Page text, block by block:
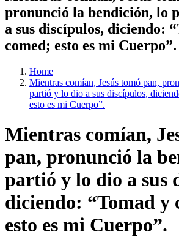
pronunció la bendición, lo
a sus discípulos, diciendo:
comed; esto es mi Cuerpo”.
Home
Mientras comían, Jesús tomó pan,
partió y lo dio a sus discípulos,
esto es mi Cuerpo”.
Mientras comían,
pan, pronunció la
partió y lo dio a sus
diciendo: “Tomad y
esto es mi Cuerpo”.